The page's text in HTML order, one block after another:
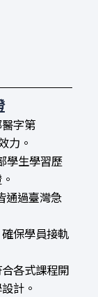
字第
力。
學生學習歷
通過臺灣急
保學員接軌
各式課程開
計。